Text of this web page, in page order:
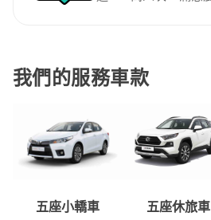
我們的服務車款
五座小轎車
五座休旅車